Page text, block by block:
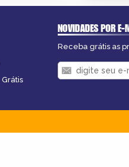
Grátis
NOVIDADES POR E-
Receba grátis as